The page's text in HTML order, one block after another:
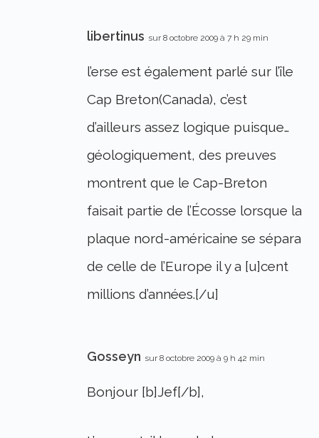
libertinus sur 8 octobre 2009 à 7 h 29 min
l’erse est également parlé sur l’île
Cap Breton(Canada), c’est
d’ailleurs assez logique puisque…
géologiquement, des preuves
montrent que le Cap-Breton
faisait partie de l’Écosse lorsque la
plaque nord-américaine se sépara
de celle de l’Europe il y a [u]cent
millions d’années.[/u]
Gosseyn sur 8 octobre 2009 à 9 h 42 min
Bonjour [b]Jef[/b],